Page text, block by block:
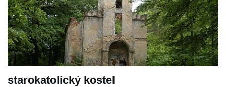
starokatolický kostel